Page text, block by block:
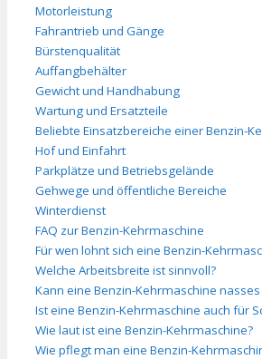
Motorleistung
Fahrantrieb und Gänge
Bürstenqualität
Auffangbehälter
Gewicht und Handhabung
Wartung und Ersatzteile
Beliebte Einsatzbereiche einer Benzin-
Hof und Einfahrt
Parkplätze und Betriebsgelände
Gehwege und öffentliche Bereiche
Winterdienst
FAQ zur Benzin-Kehrmaschine
Für wen lohnt sich eine Benzin-
Welche Arbeitsbreite ist sinnvoll?
Kann eine Benzin-Kehrmaschine
Ist eine Benzin-Kehrmaschine auch für
Wie laut ist eine Benzin-Kehrmaschine?
Wie pflegt man eine Benzin-